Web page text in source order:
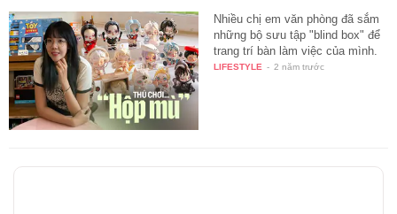
Nhiều chị em văn phòng đã sắm
những bộ sưu tập "blind box" để
trang trí bàn làm việc của mình.
LIFESTYLE - 2 năm trước